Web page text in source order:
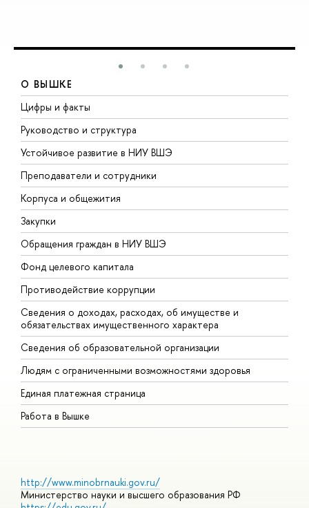
О ВЫШКЕ
Цифры и факты
Руководство и структура
Устойчивое развитие в НИУ ВШЭ
Преподаватели и сотрудники
Корпуса и общежития
Закупки
Обращения граждан в НИУ ВШЭ
Фонд целевого капитала
Противодействие коррупции
Сведения о доходах, расходах, об имуществе и
обязательствах имущественного характера
Сведения об образовательной организации
Людям с ограниченными возможностями здоровья
Единая платежная страница
Работа в Вышке
http://www.minobrnauki.gov.ru/
Министерство науки и высшего образования РФ